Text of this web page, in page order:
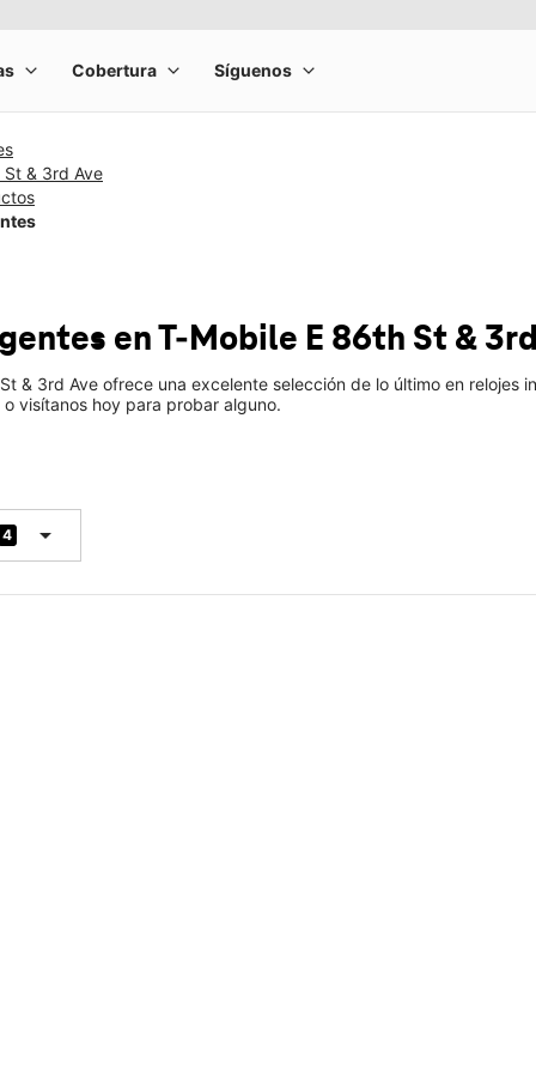
& 3rd Ave
en T-Mobile E 86th St &
& 3rd Ave ofrece una excelente selección de lo último en relojes
visítanos hoy para probar alguno.
4 arrow_drop_down